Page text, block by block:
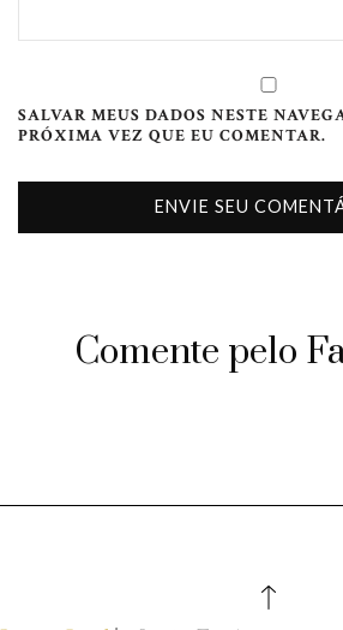
SALVAR MEUS DADOS NESTE
PRÓXIMA VEZ QUE EU COMENTAR.
Comente pelo